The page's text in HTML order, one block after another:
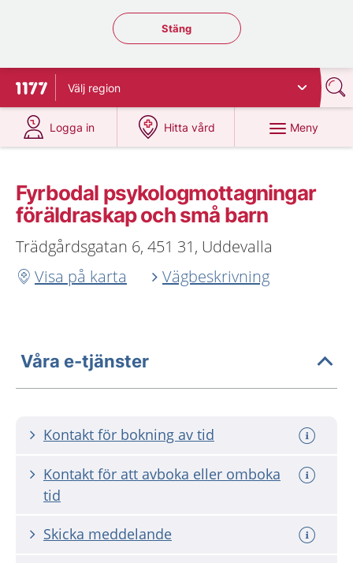
Stäng regionsväljaren
Stäng
Till startsidan för 1177
Välj region
Logga in
på 1177.se
Hitta vård
på 1177.se
Meny
Fyrbodal psykologmottagningar
föräldraskap och små barn
Trädgårdsgatan 6, 451 31, Uddevalla
Visa på karta
Vägbeskrivning
Våra e-tjänster
Kontakt för bokning av tid
Kontakt för att avboka eller omboka
tid
Skicka meddelande